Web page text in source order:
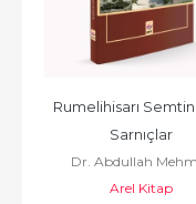
Rumelihisarı
Sarnıçlar
Dr. Abdullah
Avunduk
Arel Kitap